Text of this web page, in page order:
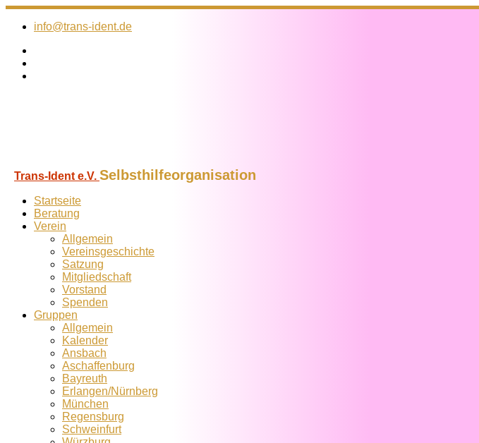
Zum
Inhalt
info@trans-ident.de
Trans-Ident e.V. Selbsthilfeorganisation
Startseite
Beratung
Verein
Allgemein
Vereins­geschichte
Satzung
Mitglied­schaft
Vorstand
Spenden
Gruppen
Allgemein
Kalender
Ansbach
Aschaffenburg
Bayreuth
Erlangen/Nürnberg
München
Regensburg
Schweinfurt